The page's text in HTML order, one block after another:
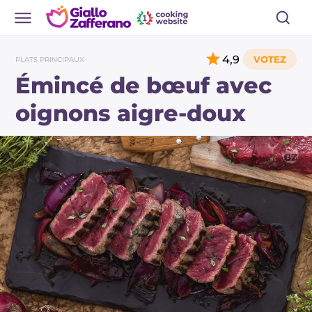
PLATS PRINCIPAUX
Émincé de bœuf avec
oignons aigre-doux
4,9